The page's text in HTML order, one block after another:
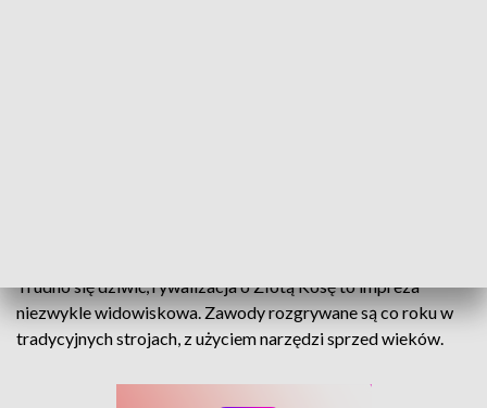
Trudno się dziwić, rywalizacja o Złotą Kosę to impreza
niezwykle widowiskowa. Zawody rozgrywane są co roku w
tradycyjnych strojach, z użyciem narzędzi sprzed wieków.